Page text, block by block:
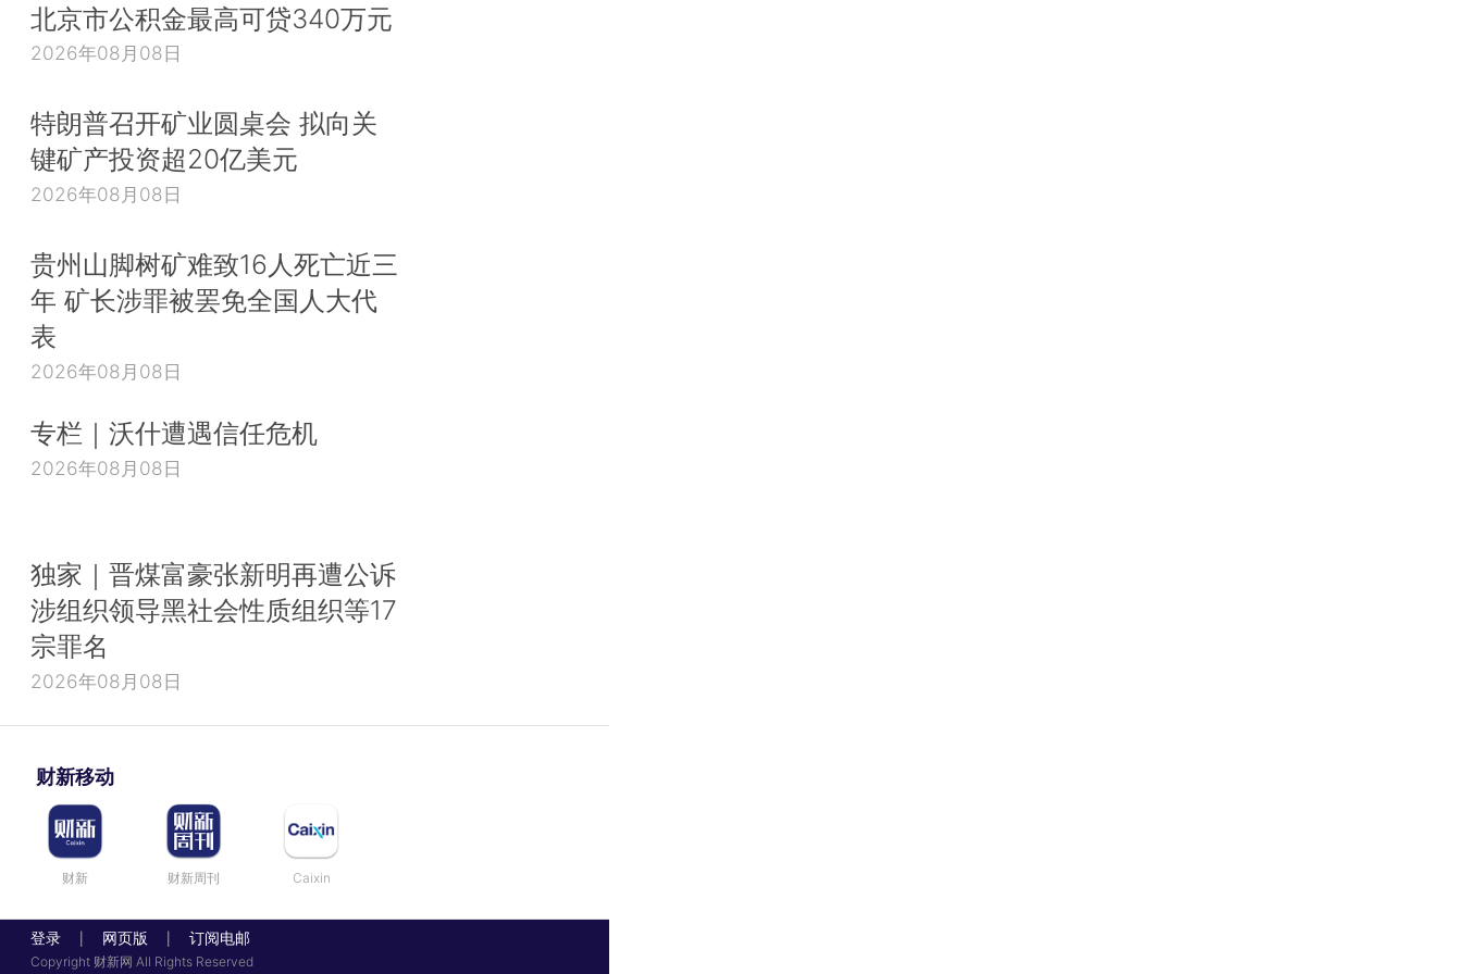
北京市公积金最高可贷340万元
2026年08月08日
特朗普召开矿业圆桌会 拟向关
键矿产投资超20亿美元
2026年08月08日
贵州山脚树矿难致16人死亡近三
年 矿长涉罪被罢免全国人大代
表
2026年08月08日
专栏｜沃什遭遇信任危机
2026年08月08日
独家｜晋煤富豪张新明再遭公诉
涉组织领导黑社会性质组织等17
宗罪名
2026年08月08日
财新移动
财新 财新周刊 Caixin
登录 网页版 订阅电邮
Copyright 财新网 All Rights Reserved